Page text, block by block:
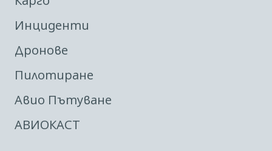
Инциденти
Дронове
Пилотиране
Авио Пътуване
АВИОКАСТ